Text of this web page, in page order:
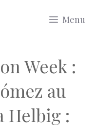
Menu
Week :
au
Helbig :